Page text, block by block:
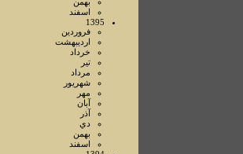
اسفند
1395
فروردين
ارديبهشت
خرداد
تير
مرداد
شهريور
مهر
آبان
آذر
دي
بهمن
اسفند